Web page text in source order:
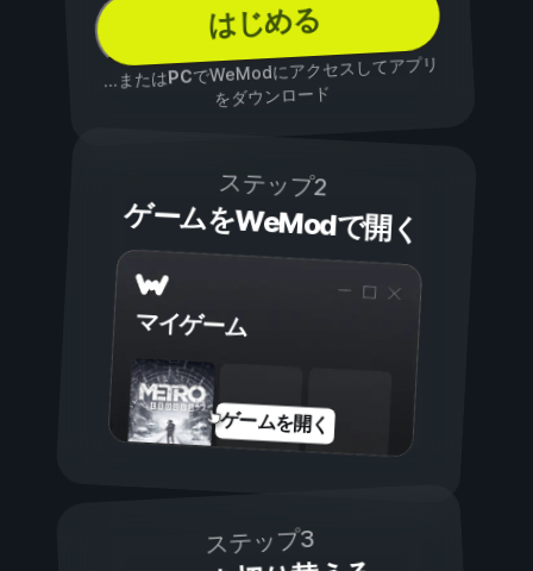
はじめる
...またはPCでWeModにアクセスしてアプリ
をダウンロード
ステップ2
ゲームをWeModで開く
マイゲーム
ゲームを開く
ステップ3